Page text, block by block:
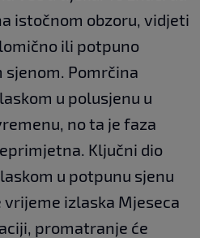
istočnom obzoru, vidjeti
ili potpuno
Pomrčina
u polusjenu u
no ta je faza
Ključni dio
u potpunu sjenu
vrijeme izlaska Mjeseca
promatranje će